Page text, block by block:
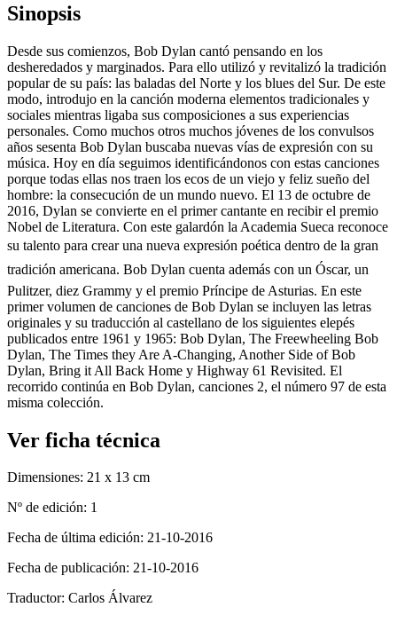
Sinopsis
Desde sus comienzos, Bob Dylan cantó pensando en los
desheredados y marginados. Para ello utilizó y revitalizó la tradición
popular de su país: las baladas del Norte y los blues del Sur. De este
modo, introdujo en la canción moderna elementos tradicionales y
sociales mientras ligaba sus composiciones a sus experiencias
personales. Como muchos otros muchos jóvenes de los convulsos
años sesenta Bob Dylan buscaba nuevas vías de expresión con su
música. Hoy en día seguimos identificándonos con estas canciones
porque todas ellas nos traen los ecos de un viejo y feliz sueño del
hombre: la consecución de un mundo nuevo. El 13 de octubre de
2016, Dylan se convierte en el primer cantante en recibir el premio
Nobel de Literatura. Con este galardón la Academia Sueca reconoce
su talento para crear una nueva expresión poética dentro de la gran
tradición americana. Bob Dylan cuenta además con un Óscar, un
Pulitzer, diez Grammy y el premio Príncipe de Asturias. En este
primer volumen de canciones de Bob Dylan se incluyen las letras
originales y su traducción al castellano de los siguientes elepés
publicados entre 1961 y 1965: Bob Dylan, The Freewheeling Bob
Dylan, The Times they Are A-Changing, Another Side of Bob
Dylan, Bring it All Back Home y Highway 61 Revisited. El
recorrido continúa en Bob Dylan, canciones 2, el número 97 de esta
misma colección.
Ver ficha técnica
Dimensiones: 21 x 13 cm
Nº de edición: 1
Fecha de última edición: 21-10-2016
Fecha de publicación: 21-10-2016
Traductor: Carlos Álvarez